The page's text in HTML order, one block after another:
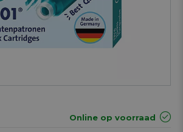
Online op voorraad